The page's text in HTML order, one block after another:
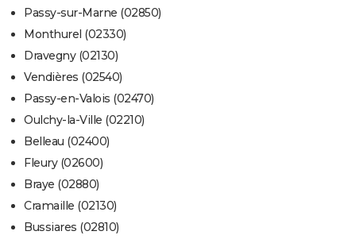
Passy-sur-Marne (02850)
Monthurel (02330)
Dravegny (02130)
Vendières (02540)
Passy-en-Valois (02470)
Oulchy-la-Ville (02210)
Belleau (02400)
Fleury (02600)
Braye (02880)
Cramaille (02130)
Bussiares (02810)